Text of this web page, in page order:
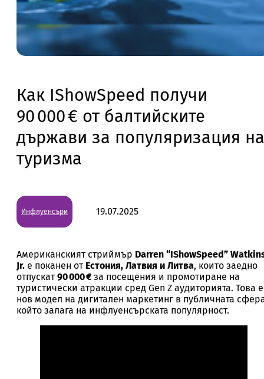
Как IShowSpeed получи
90 000 € от балтийските
държави за популяризация на
туризма
Инфлуенсъри 19.07.2025
Американският стриймър Darren “IShowSpeed”
Jr. е поканен от Естония, Латвия и Литва, които заедно
отпускат90 000 € за посещения и промотиране на
туристически атракции сред Gen Z аудиторията. Това е
нов модел на дигитален маркетинг в публичната
който залага на инфлуенсърската популярност.